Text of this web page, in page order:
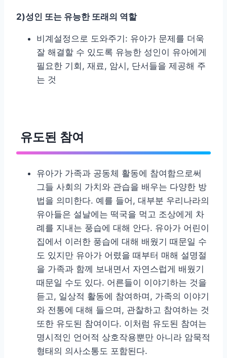
2)성인 또는 유능한 또래의 역할
비계설정으로 도와주기: 유아가 문제를 더욱
잘 해결할 수 있도록 유능한 성인이 유아에게
필요한 기회, 재료, 암시, 단서들을 제공해 주
는 것
유도된 참여
유아가 가족과 공동체 활동에 참여함으로써
그들 사회의 가치와 관습을 배우는 다양한 방
법을 의미한다. 예를 들어, 대부분 우리나라의
유아들은 설날에는 떡국을 먹고 조상에게 차
례를 지내는 풍습에 대해 안다. 유아가 어린이
집에서 이러한 풍습에 대해 배웠기 때문일 수
도 있지만 유아가 어렸을 때부터 매해 설명절
을 가족과 함께 보내면서 자연스럽게 배웠기
때문일 수도 있다. 어른들이 이야기하는 것을
듣고, 일상적 활동에 참여하며, 가족의 이야기
와 전통에 대해 들으며, 관찰하고 참여하는 것
또한 유도된 참여이다. 이처럼 유도된 참여는
명시적인 언어적 상호작용뿐만 아니라 암묵적
형태의 의사소통도 포함된다.